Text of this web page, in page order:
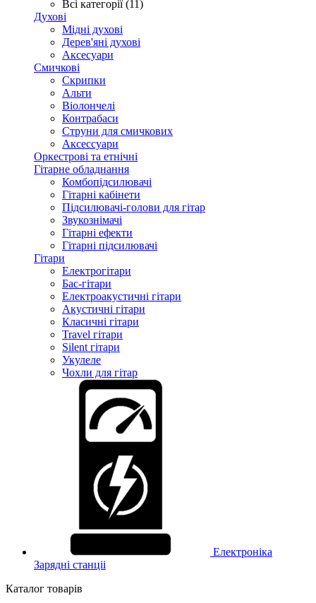
Всі категорії (11)
Духові
Мідні духові
Дерев'яні духові
Аксесуари
Смичкові
Скрипки
Альти
Віолончелі
Контрабаси
Струни для смичкових
Аксеcсуари
Оркестрові та етнічні
Гітарне обладнання
Комбопідсилювачі
Гітарні кабінети
Підсилювачі-голови для гітар
Звукознімачі
Гітарні ефекти
Гітарні підсилювачі
Гітари
Електрогітари
Бас-гітари
Електроакустичні гітари
Акустичні гітари
Класичні гітари
Travel гітари
Silent гітари
Укулеле
Чохли для гітар
Електроніка
Зарядні станціі
Каталог товарів